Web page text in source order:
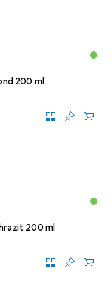
200 ml
200 ml